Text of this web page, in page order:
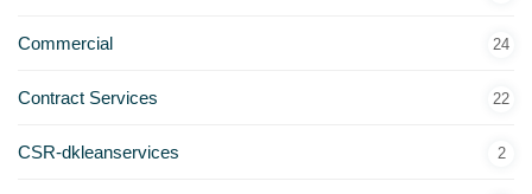
Commercial 24
Contract Services 22
CSR-dkleanservices 2